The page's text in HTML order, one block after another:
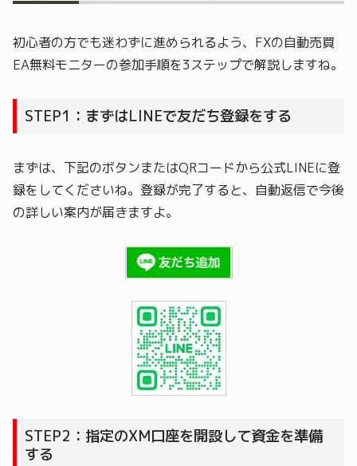
初心者の方でも迷わずに進められるよう、FXの自動売買
EA無料モニターの参加手順を3ステップで解説しますね。
STEP1：まずはLINEで友だち登録をする
まずは、下記のボタンまたはQRコードから公式LINEに登
録をしてくださいね。登録が完了すると、自動返信で今後
の詳しい案内が届きますよ。
STEP2：指定のXM口座を開設して資金を準備
する